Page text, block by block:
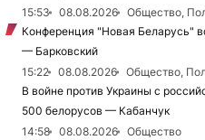
15:53
08.08.2026
Общество,
Конференция "Новая Беларусь"
— Барковский
15:22
08.08.2026
Общество,
В войне против Украины с
500 белорусов — Кабанчук
14:58
08.08.2026
Общество